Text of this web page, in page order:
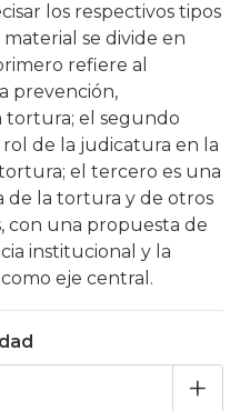
los respectivos tipos
se divide en
refiere al
prevención,
tortura; el segundo
de la judicatura en la
el tercero es una
de la tortura y de otros
con una propuesta de
institucional y la
eje central.
+